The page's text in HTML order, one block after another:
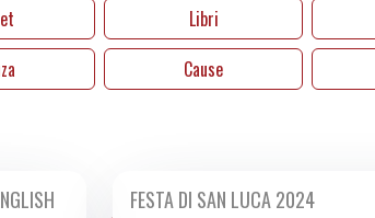
Libri
Cause
DA LUN 14/10 A DOM 20/10 2024
FESTA DI SAN LUCA 2024